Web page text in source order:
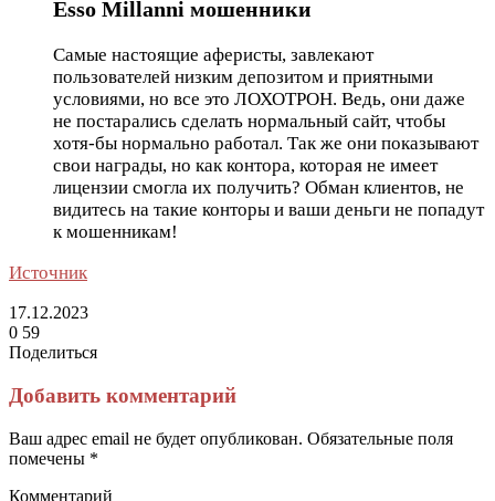
Esso Millanni мошенники
Самые настоящие аферисты, завлекают
пользователей низким депозитом и приятными
условиями, но все это ЛОХОТРОН. Ведь, они даже
не постарались сделать нормальный сайт, чтобы
хотя-бы нормально работал. Так же они показывают
свои награды, но как контора, которая не имеет
лицензии смогла их получить? Обман клиентов, не
видитесь на такие конторы и ваши деньги не попадут
к мошенникам!
Источник
17.12.2023
0 59
Поделиться
через
электронную
почту
Добавить комментарий
Ваш адрес email не будет опубликован. Обязательные поля
помечены *
Комментарий